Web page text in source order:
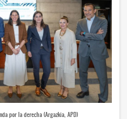
por la derecha (Argazkia, APD)